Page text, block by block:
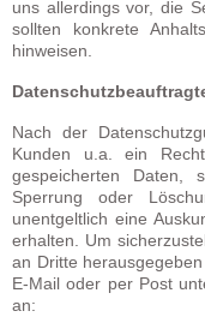
uns allerdings vor, die
sollten konkrete
hinweisen.
Nach der
Kunden u.a. ein
gespeicherten Daten,
Sperrung oder
unentgeltlich eine
erhalten. Um
an Dritte
E-Mail oder per Post
an: